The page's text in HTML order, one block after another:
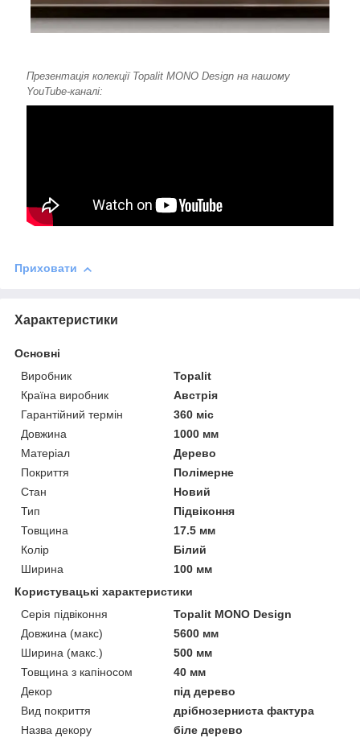
Презентація колекції Topalit MONO Design на нашому
YouTube-каналі:
Приховати
Характеристики
Основні
Виробник
Topalit
Країна виробник
Австрія
Гарантійний термін
360 міс
Довжина
1000 мм
Матеріал
Дерево
Покриття
Полімерне
Стан
Новий
Тип
Підвіконня
Товщина
17.5 мм
Колір
Білий
Ширина
100 мм
Користувацькі характеристики
Серія підвіконня
Topalit MONO Design
Довжина (макс)
5600 мм
Ширина (макс.)
500 мм
Товщина з капіносом
40 мм
Декор
під дерево
Вид покриття
дрібнозерниста фактура
Назва декору
біле дерево